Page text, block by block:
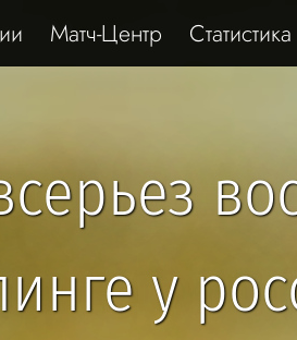
Матч-Центр Статистика
у